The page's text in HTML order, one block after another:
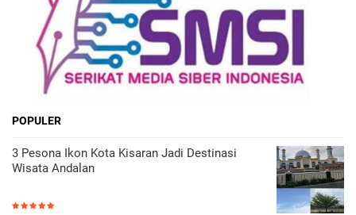
POPULER
3 Pesona Ikon Kota Kisaran Jadi Destinasi
Wisata Andalan